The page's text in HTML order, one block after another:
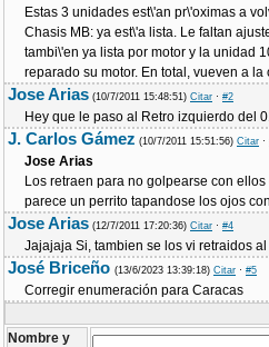
Estas 3 unidades est\'an pr\'oximas a
Chasis MB: ya est\'a lista. Le faltan
tambi\'en ya lista por motor y la unidad
reparado su motor. En total, vueven a la
Jose Arias (10/7/2011 15:48:51) Citar · #2
Hey que le paso al Retro izquierdo del
J. Carlos Gámez (10/7/2011 15:51:56) Citar ·
Jose Arias
Los retraen para no golpearse con
parece un perrito tapandose los ojos
Jose Arias (12/7/2011 17:20:36) Citar · #4
Jajajaja Si, tambien se los vi retraidos
José Briceño (13/6/2023 13:39:18) Citar · #5
Corregir enumeración para Caracas
Nombre y